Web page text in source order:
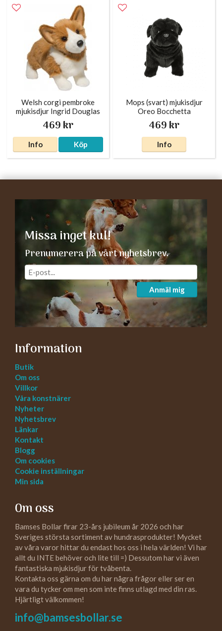
Welsh corgi pembroke
mjukisdjur Ingrid Douglas
469 kr
Info Köp
Mops (svart) mjukisdjur
Oreo Bocchetta
469 kr
Info
Missa inget kul!
Prenumerera på vårt nyhetsbrev.
Anmäl mig
Information
Butik
Om oss
Villkor
Våra konstnärer
Nyheter
Nyhetsbrev
Länkar
Kontakt
Blogg
Om cookies
Cookie inställningar
Min sida
Om oss
Bamses Bollar firar 23-års jubileum år 2026 och har
Sveriges största sortiment av hundrasprodukter! Mycket
av våra varor hittar du endast hos oss i hela världen! Vi har
allt du INTE behöver och lite till =) Dessutom har vi även
fantastiska mjukisdjur för tvåbenta.
Kontakta oss gärna om du har några frågor eller ser en
vara du tycker om men som inte finns utlagd med din ras.
Hjärtligt välkommen!
info@bamsesbollar.se